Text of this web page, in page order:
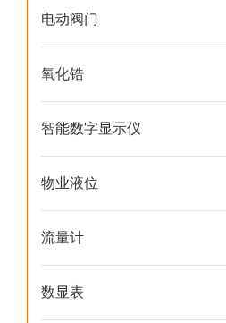
电动阀门
氧化锆
智能数字显示仪
物业液位
流量计
数显表